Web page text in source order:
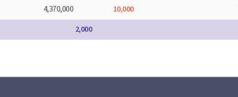
4,370,000 10,000
2,000